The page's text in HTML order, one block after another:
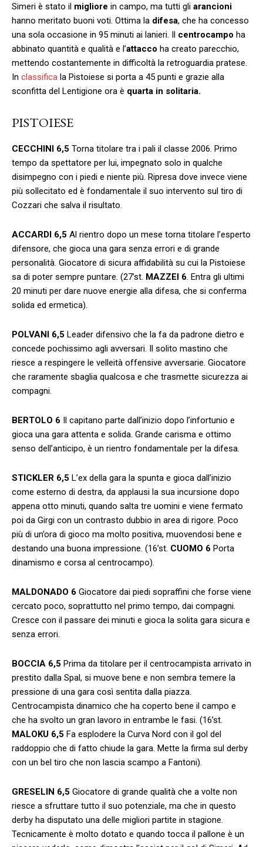
Simeri è stato il migliore in campo, ma tutti gli arancioni
hanno meritato buoni voti. Ottima la difesa, che ha concesso
una sola occasione in 95 minuti ai lanieri. Il centrocampo ha
abbinato quantità e qualità e l’attacco ha creato parecchio,
mettendo costantemente in difficoltà la retroguardia pratese.
In classifica la Pistoiese si porta a 45 punti e grazie alla
sconfitta del Lentigione ora è quarta in solitaria.
PISTOIESE
CECCHINI 6,5 Torna titolare tra i pali il classe 2006. Primo
tempo da spettatore per lui, impegnato solo in qualche
disimpegno con i piedi e niente più. Ripresa dove invece viene
più sollecitato ed è fondamentale il suo intervento sul tiro di
Cozzari che salva il risultato.
ACCARDI 6,5 Al rientro dopo un mese torna titolare l’esperto
difensore, che gioca una gara senza errori e di grande
personalità. Giocatore di sicura affidabilità su cui la Pistoiese
sa di poter sempre puntare. (27’st. MAZZEI 6. Entra gli ultimi
20 minuti per dare nuove energie alla difesa, che si conferma
solida ed ermetica).
POLVANI 6,5 Leader difensivo che la fa da padrone dietro e
concede pochissimo agli avversari. Il solito mastino che
riesce a respingere le velleità offensive avversarie. Giocatore
che raramente sbaglia qualcosa e che trasmette sicurezza ai
compagni.
BERTOLO 6 Il capitano parte dall’inizio dopo l’infortunio e
gioca una gara attenta e solida. Grande carisma e ottimo
senso dell’anticipo, è un rientro fondamentale per la difesa.
STICKLER 6,5 L’ex della gara la spunta e gioca dall’inizio
come esterno di destra, da applausi la sua incursione dopo
appena otto minuti, quando salta tre uomini e viene fermato
poi da Girgi con un contrasto dubbio in area di rigore. Poco
più di un’ora di gioco ma molto positiva, muovendosi bene e
destando una buona impressione. (16’st. CUOMO 6 Porta
dinamismo e corsa al centrocampo).
MALDONADO 6 Giocatore dai piedi sopraffini che forse viene
cercato poco, soprattutto nel primo tempo, dai compagni.
Cresce con il passare dei minuti e gioca la solita gara sicura e
senza errori.
BOCCIA 6,5 Prima da titolare per il centrocampista arrivato in
prestito dalla Spal, si muove bene e non sembra temere la
pressione di una gara così sentita dalla piazza.
Centrocampista dinamico che ha coperto bene il campo e
che ha svolto un gran lavoro in entrambe le fasi. (16’st.
MALOKU 6,5 Fa esplodere la Curva Nord con il gol del
raddoppio che di fatto chiude la gara. Mette la firma sul derby
con un bel tiro che non lascia scampo a Fantoni).
GRESELIN 6,5 Giocatore di grande qualità che a volte non
riesce a sfruttare tutto il suo potenziale, ma che in questo
derby ha disputato una delle migliori partite in stagione.
Tecnicamente è molto dotato e quando tocca il pallone è un